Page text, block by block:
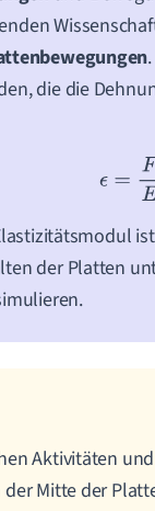
die die
ϵ= FE
der Platten
Aktivitäten
Mitte der